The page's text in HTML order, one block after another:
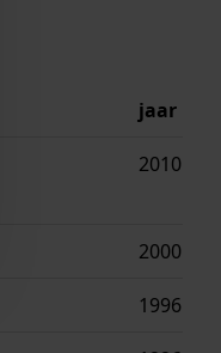
jaar
2010
2000
1996